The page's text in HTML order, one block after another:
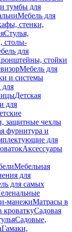
тумбы для
Мебель для
стенки,
Стулья,
столы-
для
стойки
Мебель для
и системы
для
Детская
для
защитные чехлы
фурнитура и
для
Аксессуары
Мебельная
для
для самых
манежиМатрасы в
кроваткуСадовая
Садовые,
Гамаки,